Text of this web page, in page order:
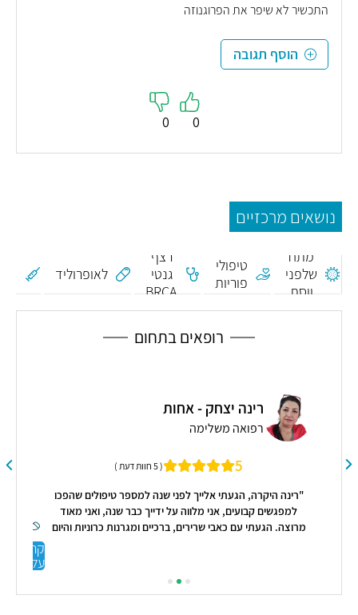
התכשיר לא שיפר את הפרוגנוזה
הוסף תגובה
0
0
נושאים מרכזיים
מתח
שלפני
ווסת
טיפולי
פוריות
רצף
גנטי
BRCA
לאופרוליד
רופאים בתחום
רינה יצחק - אחות
רפואה משלימה
5 ( 5 חוות דעת )
"רינה היקרה, הגעתי אלייך לפני שנה למספר טיפולים שהפכו
למפגשים קבועים, אני מלווה על ידייך כבר שנה, ואני מאוד
מרוצה. הגעתי עם כאבי שרירים, ברכיים ומגרנות כרוניות והיום
ולב זהב. תודה רבה לך על המקצועיות והאנושיות, החום שאת
קראו
עליי